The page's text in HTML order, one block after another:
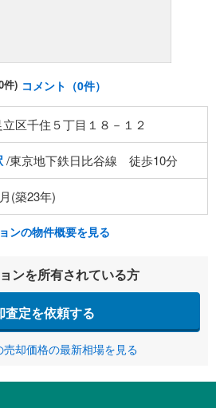
件) コメント（0件）
区千住５丁目１８－１２
/東京地下鉄日比谷線 徒歩10分
(築23年)
ンの物件概要を見る
ンを所有されている方
査定を依頼する
売却価格の最新相場を見る